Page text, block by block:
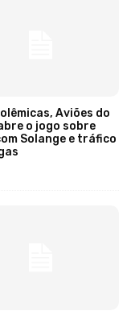
Aviões do
o jogo sobre
Solange e tráfico